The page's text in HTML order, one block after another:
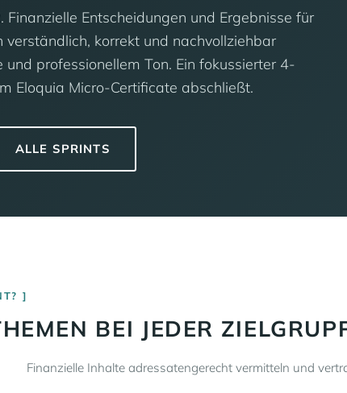
Finanzielle Entscheidungen und Ergebnisse für
verständlich, korrekt und nachvollziehbar
professionellem Ton. Ein fokussierter 4-
Eloquia Micro-Certificate abschließt.
ALLE SPRINTS
BEI JEDER
Finanzielle Inhalte adressatengerecht vermitteln und